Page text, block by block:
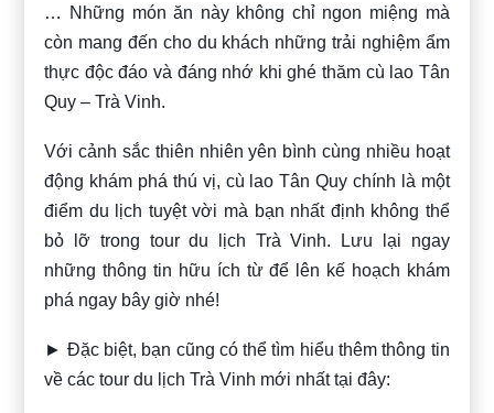
… Những món ăn này không chỉ ngon miệng mà
còn mang đến cho du khách những trải nghiệm ẩm
thực độc đáo và đáng nhớ khi ghé thăm cù lao Tân
Quy – Trà Vinh.
Với cảnh sắc thiên nhiên yên bình cùng nhiều hoạt
động khám phá thú vị, cù lao Tân Quy chính là một
điểm du lịch tuyệt vời mà bạn nhất định không thể
bỏ lỡ trong tour du lịch Trà Vinh. Lưu lại ngay
những thông tin hữu ích từđể lên kế hoạch khám
phá ngay bây giờ nhé!
► Đặc biệt, bạn cũng có thể tìm hiểu thêm thông tin
về các tour du lịch Trà Vinh mới nhất tại đây: